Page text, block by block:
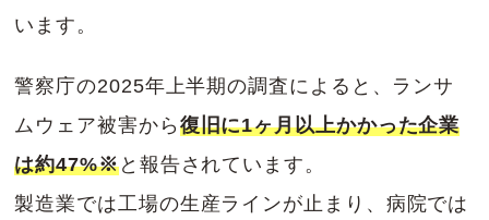
います。
警察庁の2025年上半期の調査によると、ランサ
ムウェア被害から 復旧に1ヶ月以上かかった企業
は約47%※と報告されています。
製造業では工場の生産ラインが止まり、病院では